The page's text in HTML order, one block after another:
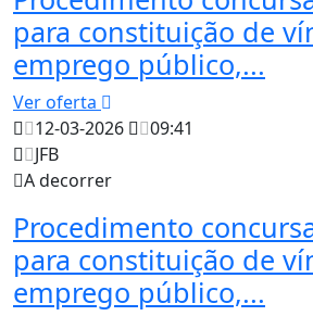
para constituição de
emprego público,...
Ver oferta
12-03-2026
09:41
JFB
A decorrer
Procedimento
para constituição de
emprego público,...